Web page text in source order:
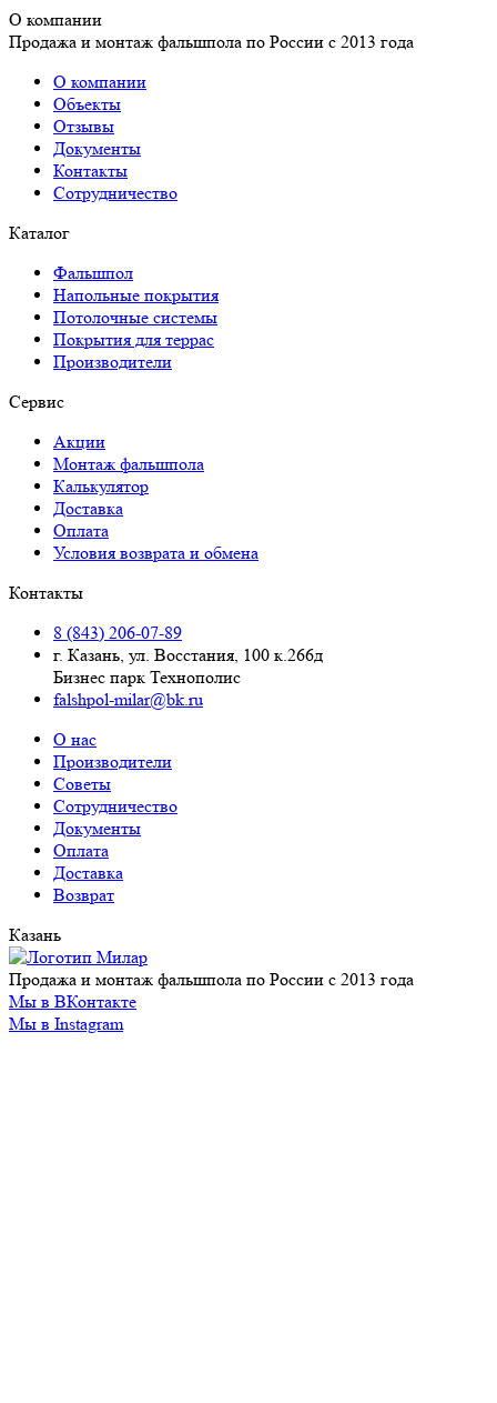
О компании
Продажа и монтаж фальшпола по России с 2013 года
О компании
Объекты
Отзывы
Документы
Контакты
Сотрудничество
Каталог
Фальшпол
Напольные покрытия
Потолочные системы
Покрытия для террас
Производители
Сервис
Акции
Монтаж фальшпола
Калькулятор
Доставка
Оплата
Условия возврата и обмена
Контакты
8 (843) 206-07-89
г. Казань, ул. Восстания, 100 к.266д
Бизнес парк Технополис
falshpol-milar@bk.ru
О нас
Производители
Советы
Сотрудничество
Документы
Оплата
Доставка
Возврат
Казань
Продажа и монтаж фальшпола по России с 2013 года
Мы в ВКонтакте
Мы в Instagram